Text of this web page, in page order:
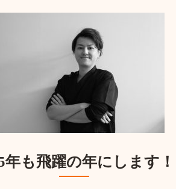
年も飛躍の年にします！